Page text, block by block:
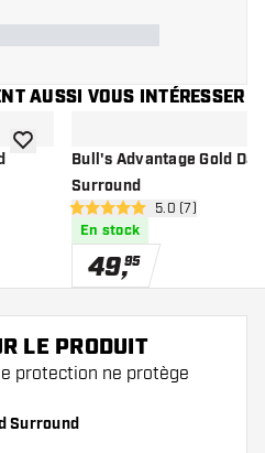
AUSSI VOUS INTÉRESSER
avis
ajouter à la liste de souhaits
Bull's Advantage Gold
Surround
ouvrir le
5 étoiles de notation
5.0 (7)
En stock
49,95
LE PRODUIT
protection ne protège
Surround